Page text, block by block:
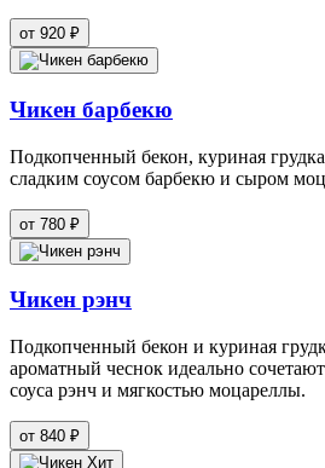
от 920 ₽
Чикен барбекю
Подкопченный бекон, куриная
сладким соусом барбекю и сыром
от 780 ₽
Чикен рэнч
Подкопченный бекон и куриная
ароматный чеснок идеально
соуса рэнч и мягкостью моцареллы.
от 840 ₽